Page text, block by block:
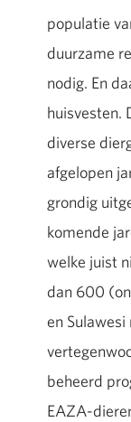
populatie
duurzame
nodig. En
huisvesten.
diverse
afgelopen
grondig
komende
welke juist
dan 600
en
beheerd
EAZA-